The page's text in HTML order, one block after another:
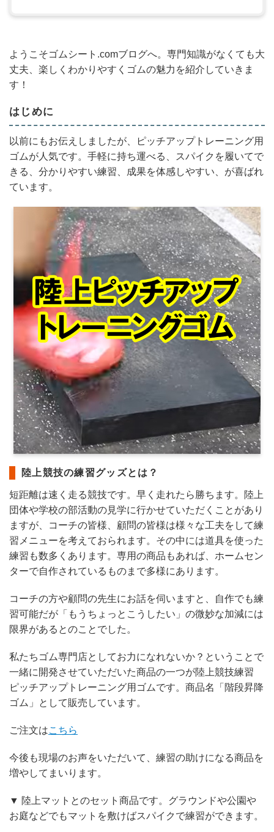
ようこそゴムシート.comブログへ。専門知識がなくても大
丈夫、楽しくわかりやすくゴムの魅力を紹介していきま
す！
はじめに
以前にもお伝えしましたが、ピッチアップトレーニング用
ゴムが人気です。手軽に持ち運べる、スパイクを履いてで
きる、分かりやすい練習、成果を体感しやすい、が喜ばれ
ています。
陸上競技の練習グッズとは？
短距離は速く走る競技です。早く走れたら勝ちます。陸上
団体や学校の部活動の見学に行かせていただくことがあり
ますが、コーチの皆様、顧問の皆様は様々な工夫をして練
習メニューを考えておられます。その中には道具を使った
練習も数多くあります。専用の商品もあれば、ホームセン
ターで自作されているものまで多様にあります。
コーチの方や顧問の先生にお話を伺いますと、自作でも練
習可能だが「もうちょっとこうしたい」の微妙な加減には
限界があるとのことでした。
私たちゴム専門店としてお力になれないか？ということで
一緒に開発させていただいた商品の一つが陸上競技練習
ピッチアップトレーニング用ゴムです。商品名「階段昇降
ゴム」として販売しています。
ご注文はこちら
今後も現場のお声をいただいて、練習の助けになる商品を
増やしてまいります。
▼ 陸上マットとのセット商品です。グラウンドや公園や
お庭などでもマットを敷けばスパイクで練習ができます。